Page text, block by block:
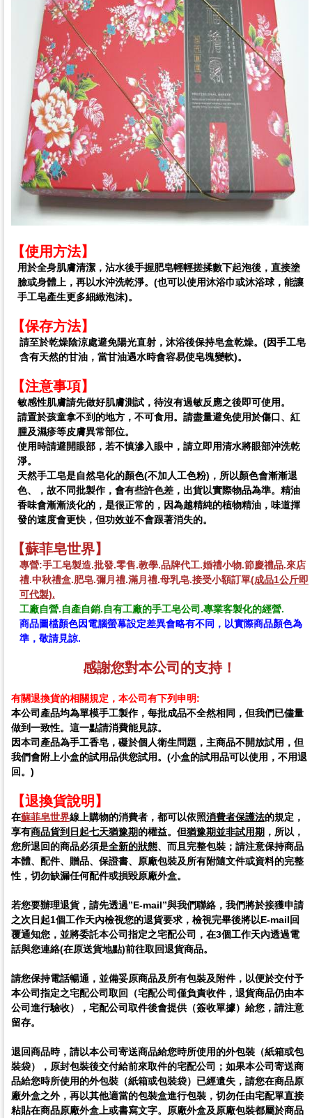
【使用方法】
用於全身肌膚清潔，沾水後手握肥皂輕輕搓揉數下起泡後，直接塗
臉或身體上，再以水沖洗乾淨。(也可以使用沐浴巾或沐浴球，能讓
手工皂產生更多細緻泡沫)。
【保存方法】
請至於乾燥陰涼處避免陽光直射，沐浴後保持皂盒乾燥。(因手工皂
含有天然的甘油，當甘油遇水時會容易使皂塊變軟)。
【注意事項】
敏感性肌膚請先做好肌膚測試，待沒有過敏反應之後即可使用。
請置於孩童拿不到的地方，不可食用。請盡量避免使用於傷口、紅
腫及濕疹等皮膚異常部位。
使用時請避開眼部，若不慎滲入眼中，請立即用清水將眼部沖洗乾
淨。
天然手工皂是自然皂化的顏色(不加人工色粉)，所以顏色會漸漸退
色、
，故不同批製作，會有些許色差，出貨以實際物品為準。精油
香味會漸漸淡化的，是很正常的，因為越精純的植物精油，味道揮
發的速度會更快，但功效並不會跟著消失的。
【蘇菲皂世界】
專營:手工皂製造.批發.零售.教學.品牌代工.婚禮小物.節慶禮品.來店
禮.中秋禮盒.肥皂.彌月禮.滿月禮.母乳皂.接受小額訂單(成品1公斤即
可代製).
工廠自營.自產自銷.自有工廠的手工皂公司.專業客製化的經營.
商品圖檔顏色因電腦螢幕設定差異會略有不同，以實際商品顏色為
準，敬請見諒.
感謝您對本公司的支持！
有關退換貨的相關規定，本公司有下列申明:
本公司產品均為單模手工製作，每批成品不全然相同，但我們已儘量
做到一致性。這一點請消費能見諒。
因本司產品為手工香皂，礙於個人衛生問題，主商品不開放試用，但
我們會附上小盒的試用品供您試用。(小盒的試用品可以使用，不用退
回。)
【退換貨說明】
在蘇菲皂世界線上購物的消費者，都可以依照消費者保護法的規定，
享有商品貨到日起七天猶豫期的權益。但猶豫期並非試用期 ，所以，
您所退回的商品必須是全新的狀態、而且完整包裝；請注意保持商品
本體、配件、贈品、保證書、原廠包裝及所有附隨文件或資料的完整
性，切勿缺漏任何配件或損毀原廠外盒。
若您要辦理退貨，請先透過”E-mail”與我們聯絡，我們將於接獲申請
之次日起1個工作天內檢視您的退貨要求，檢視完畢後將以E-mail回
覆通知您，並將委託本公司指定之宅配公司，在3個工作天內透過電
話與您連絡(在原送貨地點)前往取回退貨商品。
請您保持電話暢通，並備妥原商品及所有包裝及附件，以便於交付予
本公司指定之宅配公司取回（宅配公司僅負責收件，退貨商品仍由本
公司進行驗收），宅配公司取件後會提供（簽收單據）給您，請注意
留存。
退回商品時，請以本公司寄送商品給您時所使用的外包裝（紙箱或包
裝袋），原封包裝後交付給前來取件的宅配公司；如果本公司寄送商
品給您時所使用的外包裝（紙箱或包裝袋）已經遺失，請您在商品原
廠外盒之外，再以其他適當的包裝盒進行包裝，切勿任由宅配單直接
粘貼在商品原廠外盒上或書寫文字。原廠外盒及原廠包裝都屬於商品